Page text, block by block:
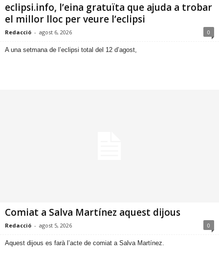
eclipsi.info, l’eina gratuïta que ajuda a trobar
el millor lloc per veure l’eclipsi
Redacció - agost 6, 2026 0
​A una setmana de l’eclipsi total del 12 d’agost,
Comiat a Salva Martínez aquest dijous
Redacció - agost 5, 2026 0
​Aquest dijous es farà l’acte de comiat a Salva Martínez.